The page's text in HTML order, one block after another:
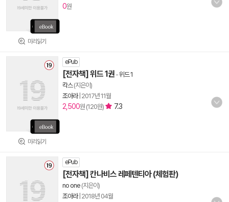
미리읽기
0원
미리읽기
ePub
[전자책] 위드 1권 -위드 1
칵스(지은이)
조아라| 2017년 11월
2,500원 (120원) 7.3
ePub
[전자책] 칸나비스 레페텐티아 (체험판)
no one (지은이)
조아라| 2018년 04월